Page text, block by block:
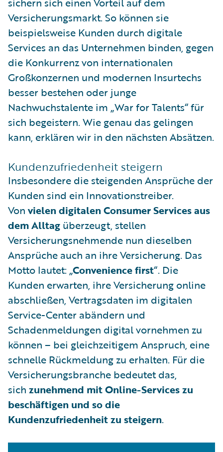
Versicherungsmarkt. So können sie
beispielsweise Kunden durch digitale
Services an das Unternehmen binden, gegen
die Konkurrenz von internationalen
Großkonzernen und modernen Insurtechs
besser bestehen oder junge
Nachwuchstalente im „War for Talents“ für
sich begeistern. Wie genau das gelingen
kann, erklären wir in den nächsten Absätzen.
Kundenzufriedenheit steigern
Insbesondere die steigenden Ansprüche der
Kunden sind ein Innovationstreiber.
Von vielen digitalen Consumer Services aus
dem Alltag überzeugt, stellen
Versicherungsnehmende nun dieselben
Ansprüche auch an ihre Versicherung. Das
Motto lautet: „Convenience first“. Die
Kunden erwarten, ihre Versicherung online
abschließen, Vertragsdaten im digitalen
Service-Center abändern und
Schadenmeldungen digital vornehmen zu
können – bei gleichzeitigem Anspruch, eine
schnelle Rückmeldung zu erhalten. Für die
Versicherungsbranche bedeutet das,
sich zunehmend mit Online-Services zu
beschäftigen und so die
Kundenzufriedenheit zu steigern.